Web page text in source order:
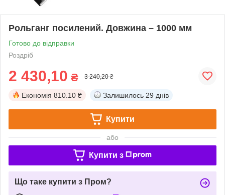
Рольганг посилений. Довжина – 1000 мм
Готово до відправки
Роздріб
2 430,10 ₴ 3 240,20 ₴
Економія 810.10 ₴ Залишилось 29 днів
Купити
або
Купити з
Що таке купити з Пром?